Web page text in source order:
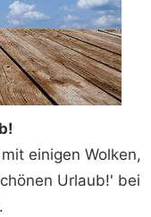
einigen Wolken,
Urlaub!' bei